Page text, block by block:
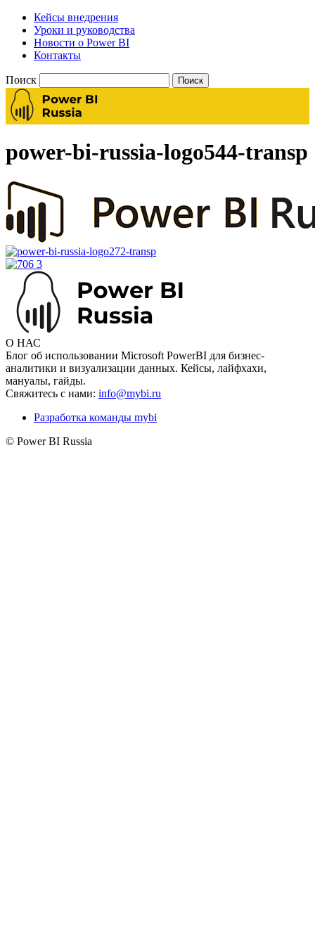
Кейсы внедрения
Уроки и руководства
Новости о Power BI
Контакты
Поиск
power-bi-russia-logo544-transp
О НАС
Блог об использовании Microsoft PowerBI для бизнес-
аналитики и визуализации данных. Кейсы, лайфхахи,
мануалы, гайды.
Свяжитесь с нами: info@mybi.ru
Разработка команды mybi
© Power BI Russia